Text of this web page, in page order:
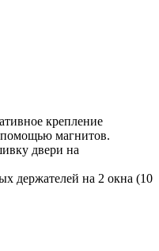
крепление
помощью магнитов.
двери на
держателей на 2 окна (10